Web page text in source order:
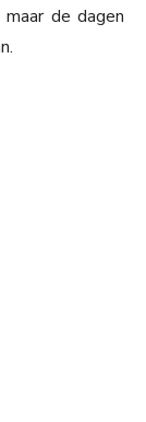
de dagen